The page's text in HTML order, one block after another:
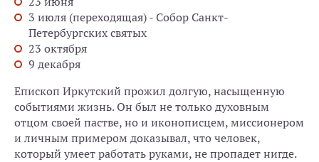
3 июля (переходящая) - Собор Санкт-
Петербургских святых
23 октября
9 декабря
Епископ Иркутский прожил долгую, насыщенную
событиями жизнь. Он был не только духовным
отцом своей пастве, но и иконописцем, миссионером
и личным примером доказывал, что человек,
который умеет работать руками, не пропадет нигде.